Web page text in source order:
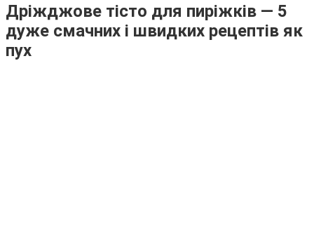
Дріжджове тісто для пиріжків — 5
дуже смачних і швидких рецептів як
пух